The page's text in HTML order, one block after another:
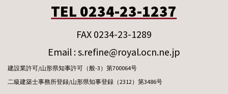
TEL 0234-23-1237
FAX 0234-23-1289
Email : s.refine@royal.ocn.ne.jp
建設業許可/山形県知事許可（般-3）第700064号
二級建築士事務所登録/山形県知事登録（2312）第3486号